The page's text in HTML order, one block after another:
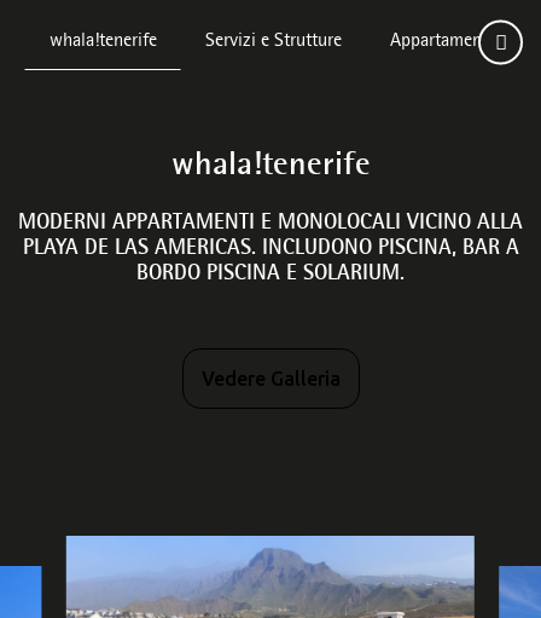
whala!tenerife Servizi e Strutture Appartamenti
whala!tenerife
MODERNI APPARTAMENTI E MONOLOCALI VICINO ALLA
PLAYA DE LAS AMERICAS. INCLUDONO PISCINA, BAR A
BORDO PISCINA E SOLARIUM.
Vedere Galleria